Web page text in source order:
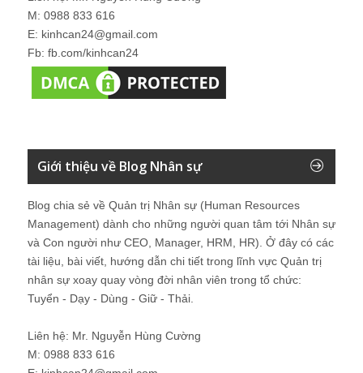
M: 0988 833 616
E: kinhcan24@gmail.com
Fb: fb.com/kinhcan24
Giới thiệu về Blog Nhân sự
Blog chia sẻ về Quản trị Nhân sự (Human Resources
Management) dành cho những người quan tâm tới Nhân sự
và Con người như CEO, Manager, HRM, HR). Ở đây có các
tài liệu, bài viết, hướng dẫn chi tiết trong lĩnh vực Quản trị
nhân sự xoay quay vòng đời nhân viên trong tổ chức:
Tuyển - Dạy - Dùng - Giữ - Thải.
Liên hệ: Mr. Nguyễn Hùng Cường
M: 0988 833 616